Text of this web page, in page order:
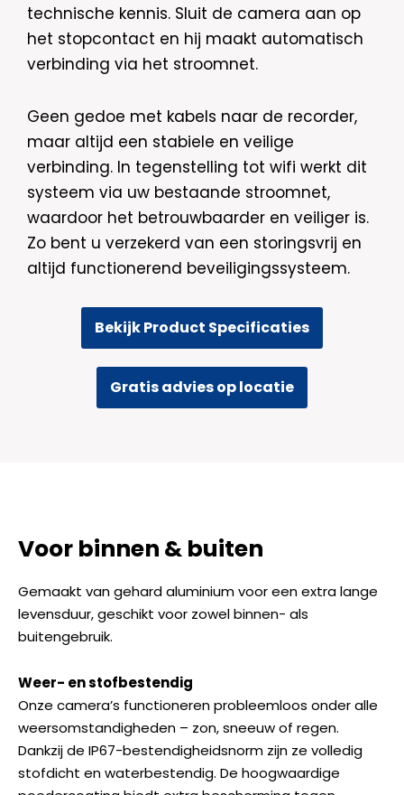
technische kennis. Sluit de camera aan op
het stopcontact en hij maakt automatisch
verbinding via het stroomnet.
Geen gedoe met kabels naar de recorder,
maar altijd een stabiele en veilige
verbinding. In tegenstelling tot wifi werkt dit
systeem via uw bestaande stroomnet,
waardoor het betrouwbaarder en veiliger is.
Zo bent u verzekerd van een storingsvrij en
altijd functionerend beveiligingssysteem.
Bekijk Product Specificaties
Gratis advies op locatie
Voor binnen & buiten
Gemaakt van gehard aluminium voor een extra lange
levensduur, geschikt voor zowel binnen- als
buitengebruik.
Weer- en stofbestendig
Onze camera’s functioneren probleemloos onder alle
weersomstandigheden – zon, sneeuw of regen.
Dankzij de IP67-bestendigheidsnorm zijn ze volledig
stofdicht en waterbestendig. De hoogwaardige